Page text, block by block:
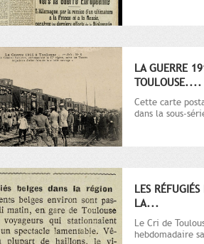
LA GUERRE
TOULOUSE....
Cette carte
dans la sous-
LES
LA...
Le Cri de
hebdomadaire